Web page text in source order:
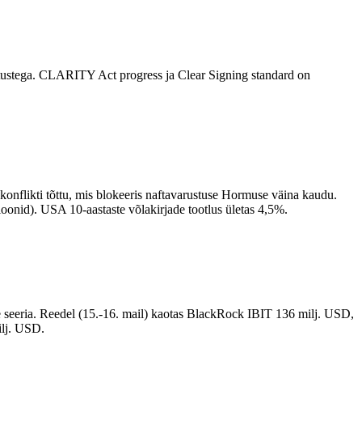
CLARITY Act progress ja Clear Signing standard on
tõttu, mis blokeeris naftavarustuse Hormuse väina kaudu.
USA 10-aastaste võlakirjade tootlus ületas 4,5%.
Reedel (15.-16. mail) kaotas BlackRock IBIT 136 milj. USD,
USD.